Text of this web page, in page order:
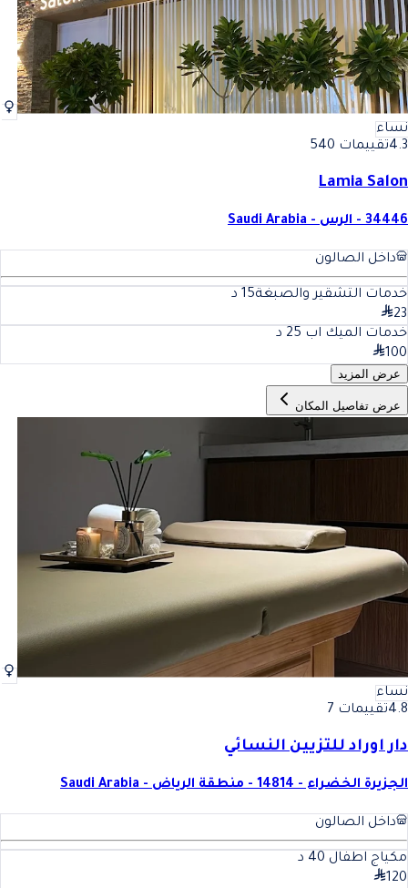
نساء
4.3تقييمات 540
Lamia Salon
34446 - الرس - Saudi Arabia
داخل الصالون
خدمات التشقير والصبغة15 د
23
خدمات الميك اب 25 د
100
عرض المزيد
عرض تفاصيل المكان
نساء
4.8تقييمات 7
دار اوراد للتزيين النسائي
الجزيرة الخضراء - 14814 - منطقة الرياض - Saudi Arabia
داخل الصالون
مكياج اطفال 40 د
120